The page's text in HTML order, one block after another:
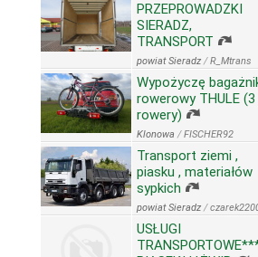
PRZEPROWADZKI
SIERADZ,
TRANSPORT
powiat Sieradz /R_Mtrans
Wypożyczę
rowerowy THULE (3
rowery)
Klonowa /FISCHER92
Transport ziemi ,
piasku , materiałów
sypkich
powiat Sieradz /
USŁUGI